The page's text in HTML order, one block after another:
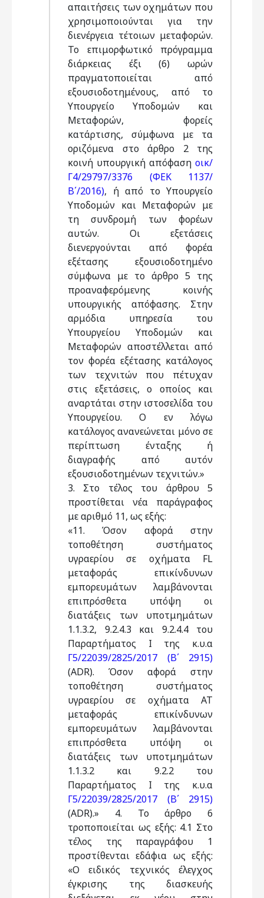
απαιτήσεις των οχημάτων που
χρησιμοποιούνται για την
διενέργεια τέτοιων μεταφορών.
Το επιμορφωτικό πρόγραμμα
διάρκειας έξι (6) ωρών
πραγματοποιείται από
εξουσιοδοτημένους, από το
Υπουργείο Υποδομών και
Μεταφορών, φορείς
κατάρτισης, σύμφωνα με τα
οριζόμενα στο άρθρο 2 της
κοινή υπουργική απόφαση οικ/
Γ4/29797/3376 (ΦΕΚ 1137/
Β΄/2016), ή από το Υπουργείο
Υποδομών και Μεταφορών με
τη συνδρομή των φορέων
αυτών. Οι εξετάσεις
διενεργούνται από φορέα
εξέτασης εξουσιοδοτημένο
σύμφωνα με το άρθρο 5 της
προαναφερόμενης κοινής
υπουργικής απόφασης. Στην
αρμόδια υπηρεσία του
Υπουργείου Υποδομών και
Μεταφορών αποστέλλεται από
τον φορέα εξέτασης κατάλογος
των τεχνιτών που πέτυχαν
στις εξετάσεις, ο οποίος και
αναρτάται στην ιστοσελίδα του
Υπουργείου. Ο εν λόγω
κατάλογος ανανεώνεται μόνο σε
περίπτωση ένταξης ή
διαγραφής από αυτόν
εξουσιοδοτημένων τεχνιτών.»
3. Στο τέλος του άρθρου 5
προστίθεται νέα παράγραφος
με αριθμό 11, ως εξής:
«11. Όσον αφορά στην
τοποθέτηση συστήματος
υγραερίου σε οχήματα FL
μεταφοράς επικίνδυνων
εμπορευμάτων λαμβάνονται
επιπρόσθετα υπόψη οι
διατάξεις των υποτμημάτων
1.1.3.2, 9.2.4.3 και 9.2.4.4 του
Παραρτήματος Ι της κ.υ.α
Γ5/22039/2825/2017 (Β΄ 2915)
(ADR). Όσον αφορά στην
τοποθέτηση συστήματος
υγραερίου σε οχήματα AT
μεταφοράς επικίνδυνων
εμπορευμάτων λαμβάνονται
επιπρόσθετα υπόψη οι
διατάξεις των υποτμημάτων
1.1.3.2 και 9.2.2 του
Παραρτήματος Ι της κ.υ.α
Γ5/22039/2825/2017 (Β΄ 2915)
(ADR).» 4. Το άρθρο 6
τροποποιείται ως εξής: 4.1 Στο
τέλος της παραγράφου 1
προστίθενται εδάφια ως εξής:
«Ο ειδικός τεχνικός έλεγχος
έγκρισης της διασκευής